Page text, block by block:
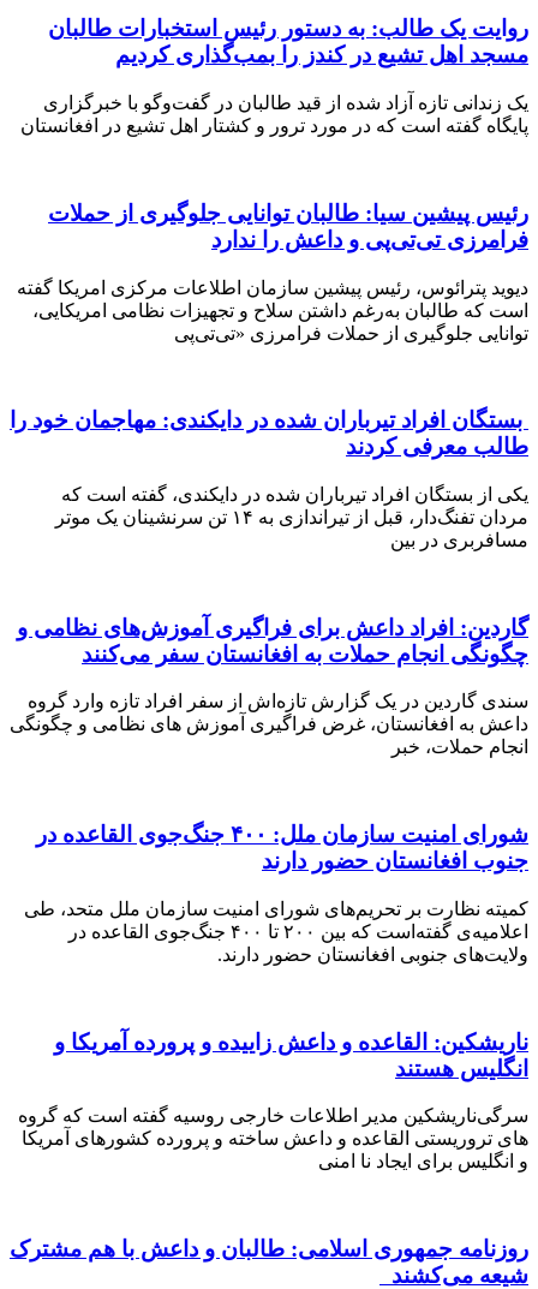
یک طالب: به دستور رئیس استخبارات طالبان
اهل‌ تشیع در کندز را بمب‌گذاری کردیم
تازه آزاد شده‌ از قید طالبان در گفت‌وگو با خبرگزاری
گفته است که در مورد ترور و کشتار اهل تشیع در افغانستان
پیشین سیا: طالبان توانایی جلوگیری از حملات
تی‌تی‌پی و داعش را ندارد
پترائوس، رئیس پیشین سازمان اطلاعات مرکزی امریکا گفته
طالبان به‌رغم داشتن سلاح و تجهیزات نظامی امریکایی،
جلوگیری از حملات فرامرزی «تی‌تی‌پی
افراد تیرباران شده در دایکندی: مهاجمان خود را
معرفی کردند
بستگان افراد تیرباران شده در دایکندی، گفته است که
مردان تفنگ‌دار، قبل از تیر‌اندازی به ۱۴ تن سرنشینان یک موتر
در بین
افراد داعش برای فراگیری آموزش‌های نظامی و
انجام حملات به افغانستان سفر می‌کنند
در یک گزارش تازه‌اش از سفر افراد تازه وارد گروه
به افغانستان، غرض فراگیری آموزش های نظامی و چگونگی
حملات، خبر
شورای امنیت سازمان ملل: ۴۰۰ جنگ‌جوی القاعده در
افغانستان حضور دارند
نظارت بر تحریم‌های شورای امنیت سازمان ملل متحد، طی
اعلامیه‌ی گفته‌است که بین ۲۰۰ تا ۴۰۰ جنگ‌جوی القاعده در
جنوبی افغانستان حضور دارند.
القاعده و داعش زاییده و پرورده آمریکا و
هستند
مدیر اطلاعات خارجی روسیه گفته است که گروه
القاعده و داعش ساخته و پرورده کشور‌های آمریکا
برای ایجاد نا امنی
جمهوری اسلامی: طالبان و داعش با هم مشترک
می‌کشند